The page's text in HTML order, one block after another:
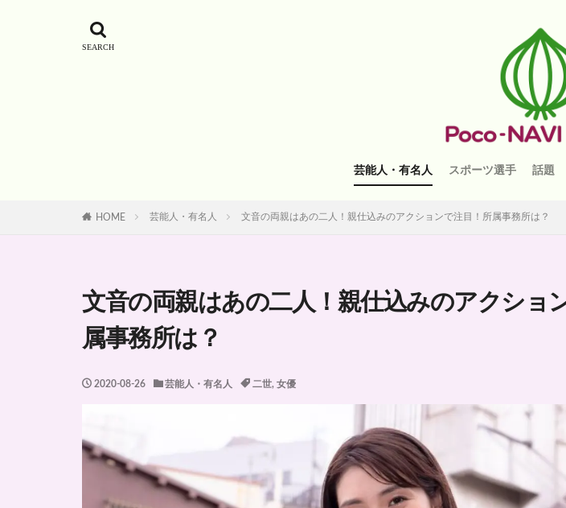
芸能人・有名人 スポーツ選手 話題
HOME 芸能人・有名人 文音の両親はあの二人！親仕込みのアクションで注目！所属事務所は？
文音の両親はあの二人！親仕込みのアクショ
属事務所は？
2020-08-26 芸能人・有名人 二世, 女優